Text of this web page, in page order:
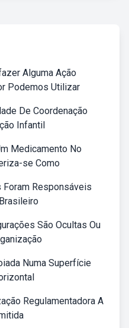
Alguma Ação
Podemos Utilizar
De Coordenação
Infantil
Medicamento No
se Como
Responsáveis
São Ocultas Ou
Numa Superfície
Regulamentadora A